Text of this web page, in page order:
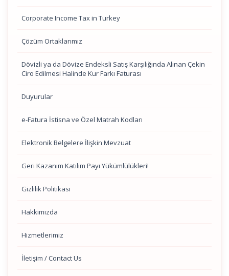
Corporate Income Tax in Turkey
Çözüm Ortaklarımız
Dövizli ya da Dövize Endeksli Satış Karşılığında Alınan Çekin
Ciro Edilmesi Halinde Kur Farkı Faturası
Duyurular
e-Fatura İstisna ve Özel Matrah Kodları
Elektronik Belgelere İlişkin Mevzuat
Geri Kazanım Katılım Payı Yükümlülükleri!
Gizlilik Politikası
Hakkımızda
Hizmetlerimiz
İletişim / Contact Us